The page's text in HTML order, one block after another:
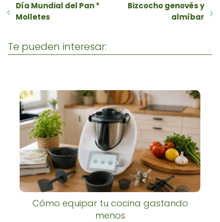
Día Mundial del Pan *
Molletes
Bizcocho genovés y
almíbar
Te pueden interesar:
Cómo equipar tu cocina gastando
menos